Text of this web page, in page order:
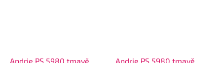
Andrie PS 5980 tmavě
Andrie PS 5980 tmavě